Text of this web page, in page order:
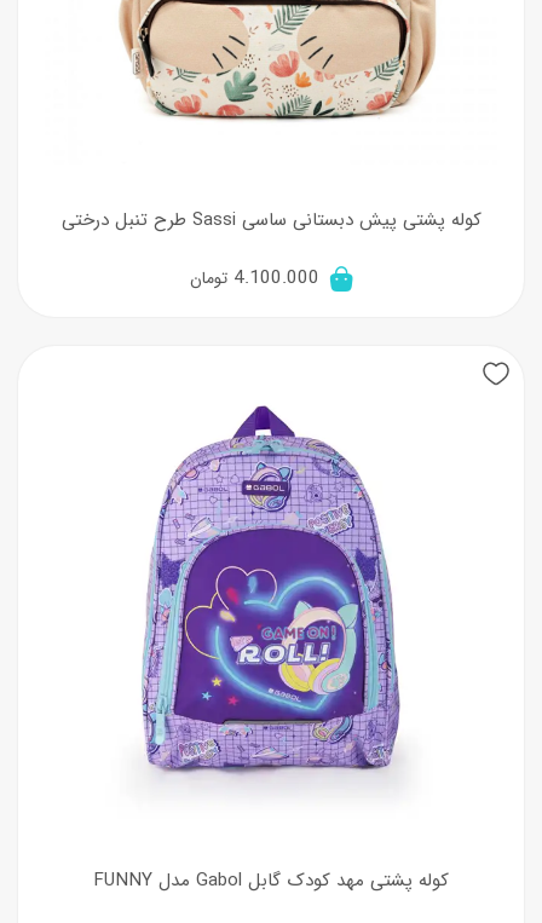
کوله پشتی پیش دبستانی ساسی Sassi طرح تنبل درختی
4.100.000 تومان
کوله پشتی مهد کودک گابل Gabol مدل FUNNY